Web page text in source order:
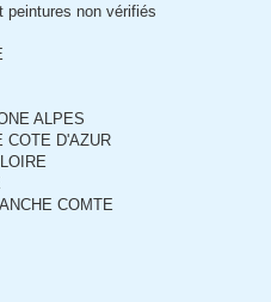
peintures non vérifiés
ALPES
COTE D'AZUR
COMTE